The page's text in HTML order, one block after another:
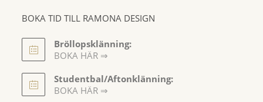
BOKA TID TILL RAMONA DESIGN
Bröllopsklänning:
BOKA HÄR ⇒
in
a
Studentbal/Aftonklänning:
BOKA HÄR ⇒